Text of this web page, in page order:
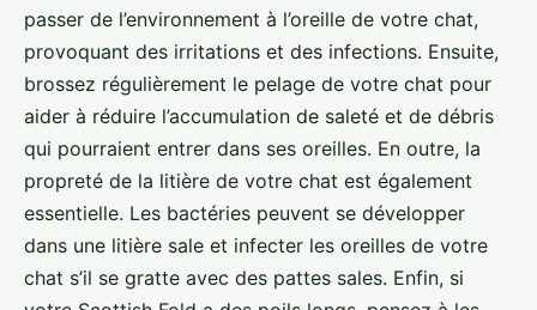
passer de l’environnement à l’oreille de votre chat,
provoquant des irritations et des infections. Ensuite,
brossez régulièrement le pelage de votre chat pour
aider à réduire l’accumulation de saleté et de débris
qui pourraient entrer dans ses oreilles. En outre, la
propreté de la litière de votre chat est également
essentielle. Les bactéries peuvent se développer
dans une litière sale et infecter les oreilles de votre
chat s’il se gratte avec des pattes sales. Enfin, si